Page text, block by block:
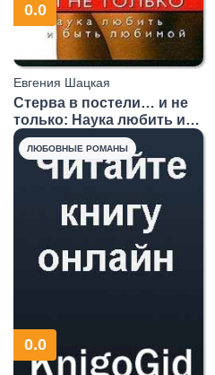
0.0
Евгения Шацкая
Стерва в постели… и не
только: Наука любить и
быть любимой.
ЛЮБОВНЫЕ РОМАНЫ
0.0